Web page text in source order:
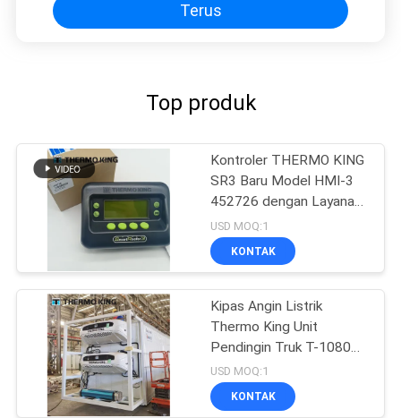
Terus
Top produk
Kontroler THERMO KING
SR3 Baru Model HMI-3
452726 dengan Layanan
Perbaikan untuk SR2 SR3
SR4
USD MOQ:1
KONTAK
Kipas Angin Listrik
Thermo King Unit
Pendingin Truk T-1080e
T-1280e
USD MOQ:1
KONTAK